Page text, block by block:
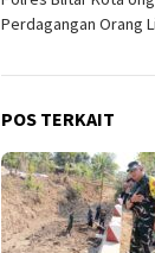
pos
Perdagangan Orang
POS TERKAIT